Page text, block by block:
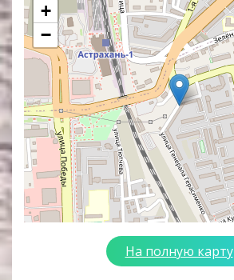
+
−
На полную карту